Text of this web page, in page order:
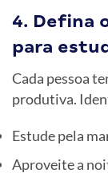
4. Defina
para
Cada pessoa
produtiva.
Estude pela
Aproveite a